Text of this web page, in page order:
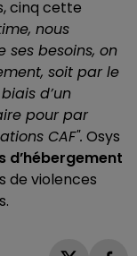
cinq cette
nous
ses besoins, on
soit par le
d’un
pour par
CAF". Osys
d’hébergement
de violences